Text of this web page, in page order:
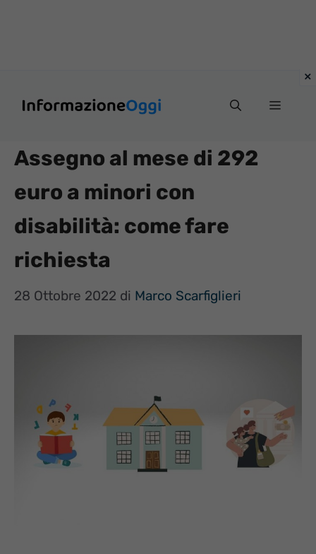
Menu
Assegno al mese di 292
euro a minori con
disabilità: come fare
richiesta
28 Ottobre 2022 di Marco Scarfiglieri